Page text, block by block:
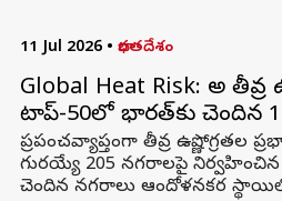
11 Jul 2026 • భారతదేశం
Global Heat Risk: అతి తీవ్ర
టాప్-50లో భారత్‌కు చెందిన
ప్రపంచవ్యాప్తంగా తీవ్ర ఉష్ణోగ్రతల
గురయ్యే 205 నగరాలపై
చెందిన నగరాలు ఆందోళనకర స్థాయిలో